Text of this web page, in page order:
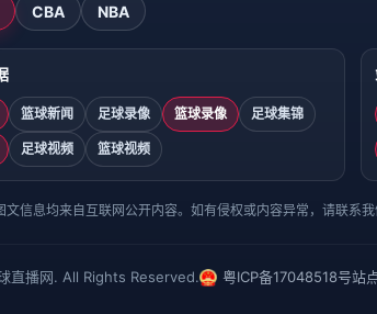
CBA NBA
篮球新闻 足球录像 篮球录像 足球集锦
足球视频 篮球视频
信息均来自互联网公开内容。如有侵权或内容异常，请联系
播网. All Rights Reserved. 粤ICP备17048518号站